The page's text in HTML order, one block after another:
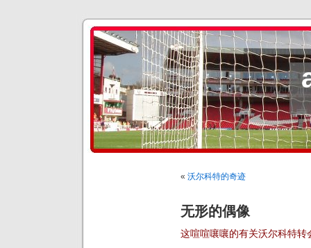
« 沃尔科特的奇迹
无形的偶像
这喧喧嚷嚷的有关沃尔科特转